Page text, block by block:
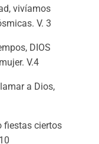
vivíamos
V. 3
DIOS
V.4
a Dios,
fiestas ciertos